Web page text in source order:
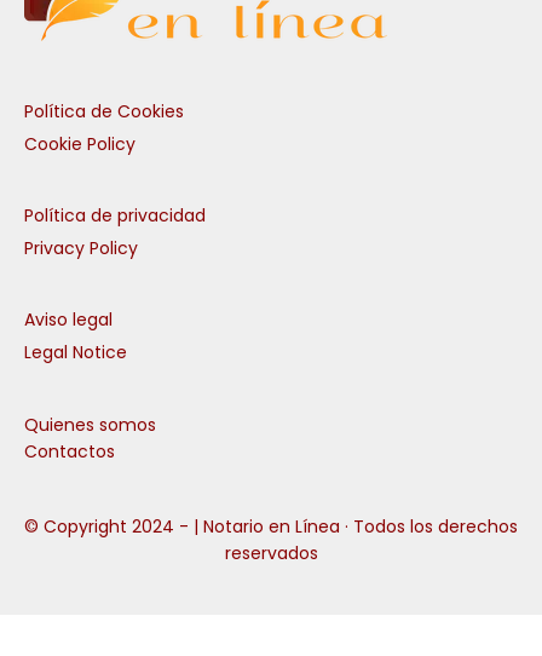
Política de Cookies
Cookie Policy
Política de privacidad
Privacy Policy
Aviso legal
Legal Notice
Quienes somos
Contactos
© Copyright 2024 - | Notario en Línea · Todos los derechos
reservados